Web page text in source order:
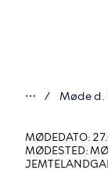
er
her
⋯ Møde d.
MØDEDATO:
MØDESTED: